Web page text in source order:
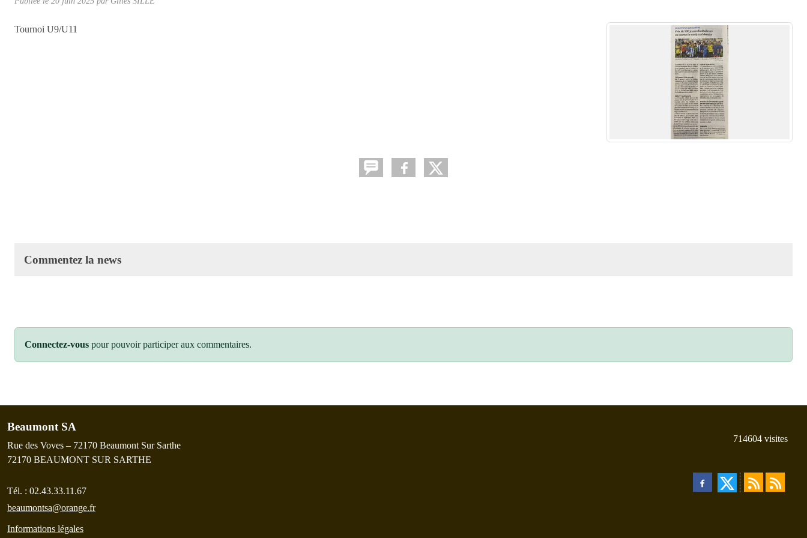
Tournoi U9/U11
Commentez la news
Connectez-vous pour pouvoir participer aux commentaires.
Beaumont SA
Rue des Voves – 72170 Beaumont Sur Sarthe
72170 BEAUMONT SUR SARTHE
Tél. : 02.43.33.11.67
beaumontsa@orange.fr
Informations légales
714604 visites